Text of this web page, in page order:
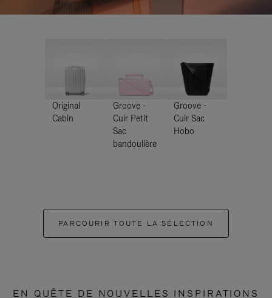
Original
Cabin
Groove -
Cuir Petit
Sac
bandoulière
Groove -
Cuir Sac
Hobo
PARCOURIR TOUTE LA SÉLECTION
EN QUÊTE DE NOUVELLES INSPIRATIONS